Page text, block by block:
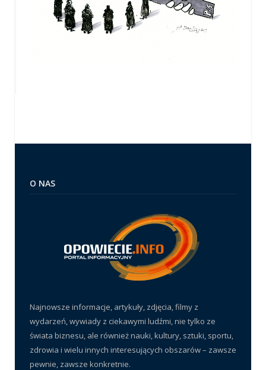
O NAS
Najnowsze informacje, artykuły, zdjęcia, filmy z
wydarzeń, wywiady z ciekawymi ludźmi, nie tylko ze
świata biznesu, ale również nauki, kultury, sztuki, sportu,
zdrowia i wielu innych interesujących obszarów – zawsze
pewnie, zawsze konkretnie.